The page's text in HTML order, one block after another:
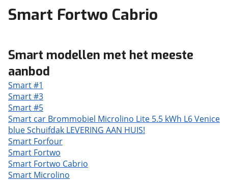
Smart Fortwo Cabrio
Smart modellen met het meeste
aanbod
Smart #1
Smart #3
Smart #5
Smart car Brommobiel Microlino Lite 5.5 kWh L6 Venice
blue Schuifdak LEVERING AAN HUIS!
Smart Forfour
Smart Fortwo
Smart Fortwo Cabrio
Smart Microlino